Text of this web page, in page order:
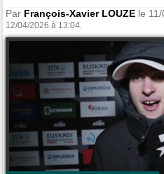
Par François-Xavier LOUZE le
12/04/2026 à 13:04.